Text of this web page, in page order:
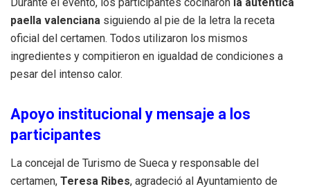
paella valenciana siguiendo al pie de la letra la receta
oficial del certamen. Todos utilizaron los mismos
ingredientes y compitieron en igualdad de condiciones a
pesar del intenso calor.
Apoyo institucional y mensaje a los
participantes
La concejal de Turismo de Sueca y responsable del
certamen, Teresa Ribes, agradeció al Ayuntamiento de